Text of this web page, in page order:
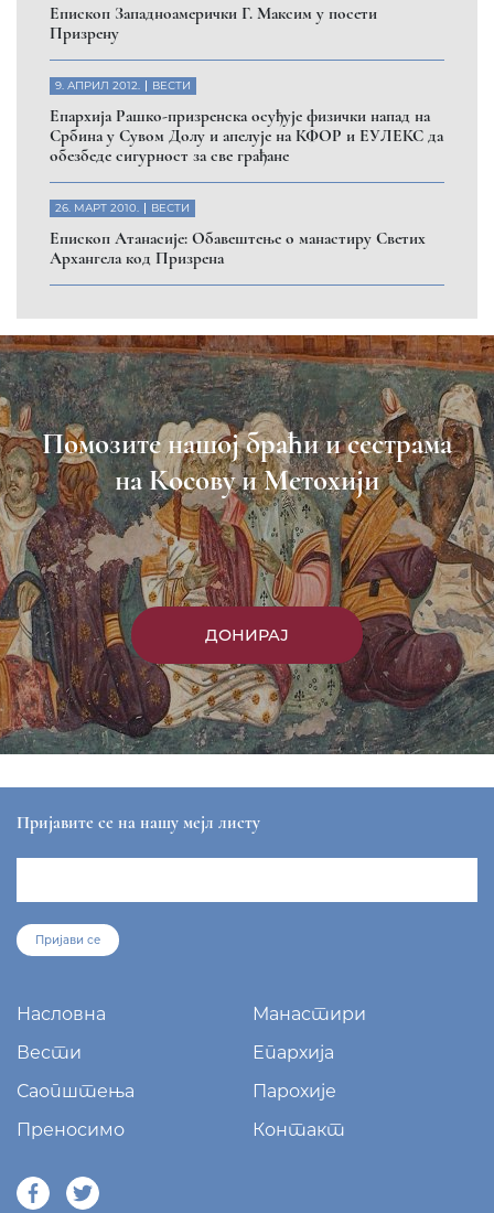
ДОНИРАЈ
Пријавите се на нашу мејл листу
Пријави се
Насловна
Манастири
Вести
Епархија
Саопштења
Парохије
Преносимо
Контакт
МЕТОХИЈСКА